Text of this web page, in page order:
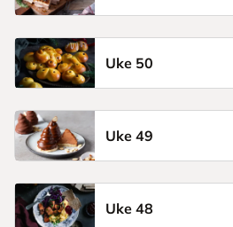
Uke 50
Uke 49
Uke 48